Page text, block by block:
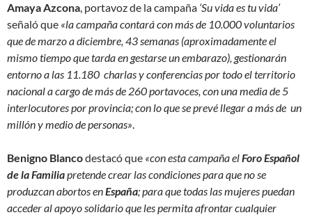
Amaya Azcona, portavoz de la campaña ‘Su vida es tu vida’
señaló que «la campaña contará con más de 10.000 voluntarios
que de marzo a diciembre, 43 semanas (aproximadamente el
mismo tiempo que tarda en gestarse un embarazo), gestionarán
entorno a las 11.180 charlas y conferencias por todo el territorio
nacional a cargo de más de 260 portavoces, con una media de 5
interlocutores por provincia; con lo que se prevé llegar a más de un
millón y medio de personas».
Benigno Blancodestacó que «con esta campaña elForo Español
de la Familiapretende crear las condiciones para que no se
produzcan abortos enEspaña; para que todas las mujeres puedan
acceder al apoyo solidario que les permita afrontar cualquier